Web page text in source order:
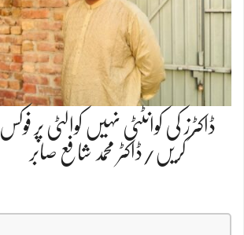
ڈاکٹرز کی کوانٹٹی نہیں کوالٹی پر فوکس
کریں/ڈاکٹر محمد شافع صابر